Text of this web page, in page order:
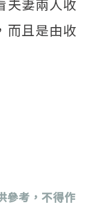
而且是由收
參考，不得作